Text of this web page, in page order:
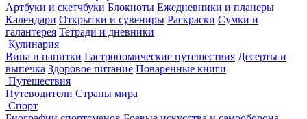
Артбуки и скетчбуки Блокноты Ежедневники и планеры
Календари Открытки и сувениры Раскраски Сумки и
галантерея Тетради и дневники
Кулинария
Вина и напитки Гастрономические путешествия Десерты и
выпечка Здоровое питание Поваренные книги
Путешествия
Путеводители Страны мира
Спорт